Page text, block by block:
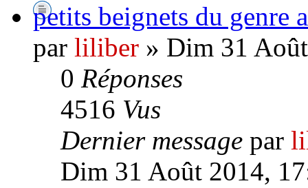
petits beignets du genre
par liliber » Dim 31
0 Réponses
4516 Vus
Dernier message par
Dim 31 Août 2014,